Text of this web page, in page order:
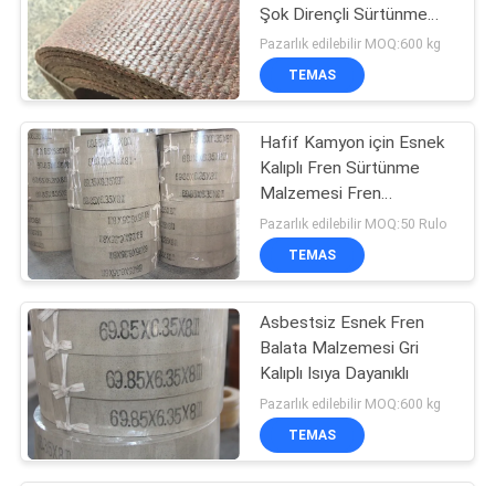
SITE
HARITASI
PRIVACY
POLICY
Şok Dirençli Sürtünme
Kaplama Malzemesi Fren
Ruloları
Pazarlık edilebilir MOQ:600 kg
TEMAS
Hafif Kamyon için Esnek
Kalıplı Fren Sürtünme
Malzemesi Fren
Sürtünme Astar
Malzemesi
Pazarlık edilebilir MOQ:50 Rulo
TEMAS
Asbestsiz Esnek Fren
Balata Malzemesi Gri
Kalıplı Isıya Dayanıklı
Pazarlık edilebilir MOQ:600 kg
TEMAS